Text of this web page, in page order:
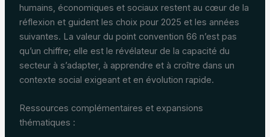
humains, économiques et sociaux restent au cœur de la
réflexion et guident les choix pour 2025 et les années
suivantes. La valeur du point convention 66 n’est pas
qu’un chiffre; elle est le révélateur de la capacité du
secteur à s’adapter, à apprendre et à croître dans un
contexte social exigeant et en évolution rapide.
Ressources complémentaires et expansions
thématiques :